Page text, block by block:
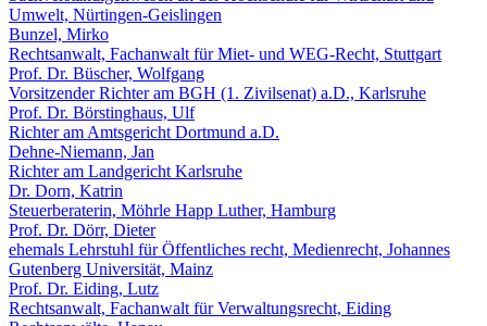
Umwelt, Nürtingen-Geislingen
Bunzel, Mirko
Rechtsanwalt, Fachanwalt für Miet- und WEG-Recht, Stuttgart
Prof. Dr. Büscher, Wolfgang
Vorsitzender Richter am BGH (1. Zivilsenat) a.D., Karlsruhe
Prof. Dr. Börstinghaus, Ulf
Richter am Amtsgericht Dortmund a.D.
Dehne-Niemann, Jan
Richter am Landgericht Karlsruhe
Dr. Dorn, Katrin
Steuerberaterin, Möhrle Happ Luther, Hamburg
Prof. Dr. Dörr, Dieter
ehemals Lehrstuhl für Öffentliches recht, Medienrecht, Johannes
Gutenberg Universität, Mainz
Prof. Dr. Eiding, Lutz
Rechtsanwalt, Fachanwalt für Verwaltungsrecht, Eiding